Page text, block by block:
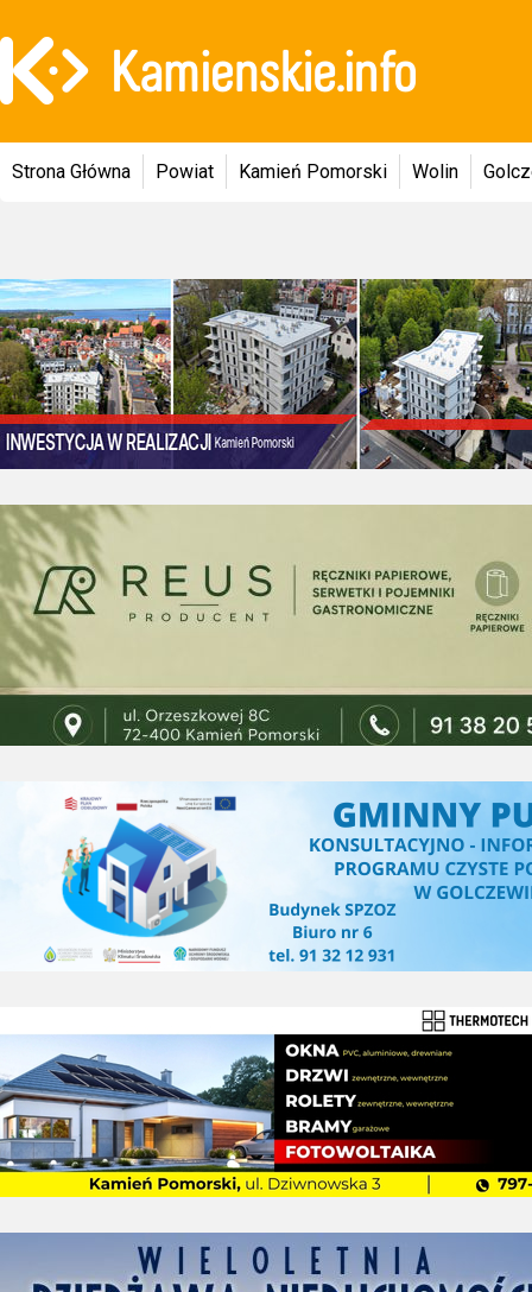
Strona Główna Powiat Kamień Pomorski Wolin